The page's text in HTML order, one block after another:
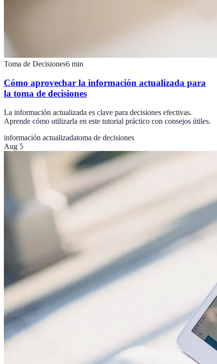
Toma de Decisiones6 min
Cómo aprovechar la información actualizada para
la toma de decisiones
La información actualizada es clave para decisiones efectivas.
Aprende cómo utilizarla en este tutorial práctico con consejos útiles.
información actualizadatoma de decisiones
Aug 5